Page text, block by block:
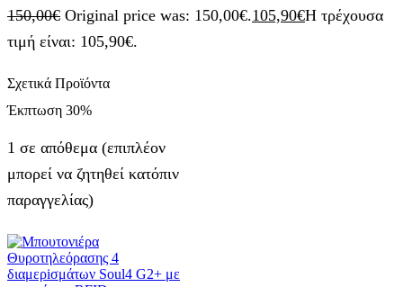
150,00€ Original price was: 150,00€.105,90€Η τρέχουσα
τιμή είναι: 105,90€.
Σχετικά Προϊόντα
Έκπτωση 30%
1 σε απόθεμα (επιπλέον
μπορεί να ζητηθεί κατόπιν
παραγγελίας)